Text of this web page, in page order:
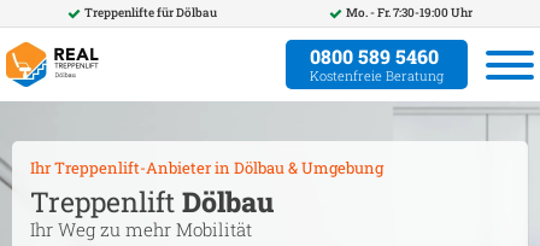
Treppenlifte fürDölbau Mo. - Fr. 7:30-19:00 Uhr
0800 589 5460
Kostenfreie Beratung
Ihr Treppenlift-Anbieter in Dölbau& Umgebung
Treppenlift Dölbau
Ihr Weg zu mehr Mobilität